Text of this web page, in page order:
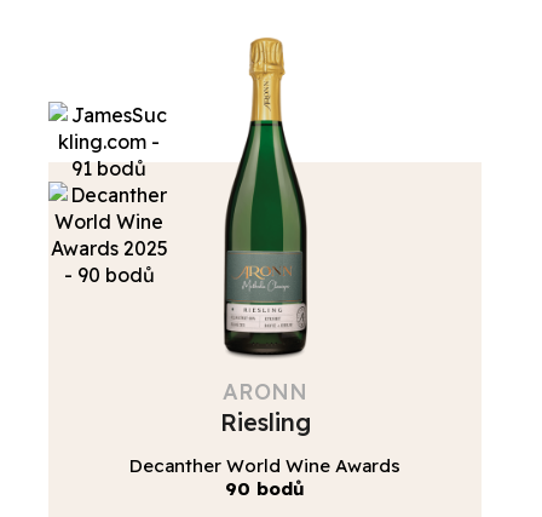
ARONN
Riesling
Decanther World Wine Awards
90 bodů